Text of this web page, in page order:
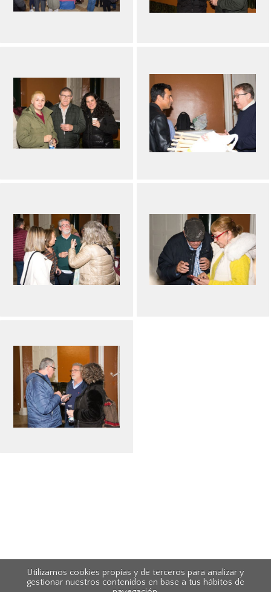
Utilizamos cookies propias y de terceros para analizar y
gestionar nuestros contenidos en base a tus hábitos de